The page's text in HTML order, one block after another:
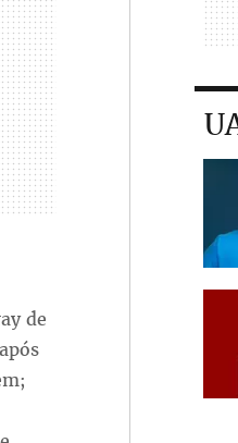
de